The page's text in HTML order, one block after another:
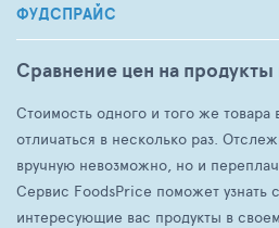
ФУДСПРАЙС
Сравнение цен на продукты
Стоимость одного и того же товара
отличаться в несколько раз.
вручную невозможно, но и
Сервис FoodsPrice поможет
интересующие вас продукты в